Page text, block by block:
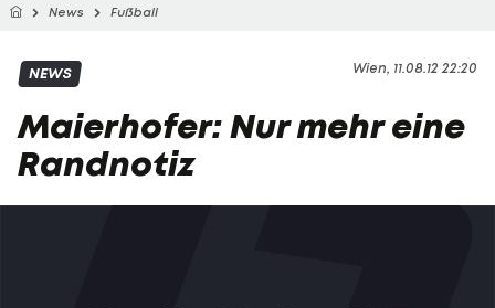
News Fußball
Wien, 11.08.12 22:20
NEWS
Maierhofer: Nur mehr eine
Randnotiz